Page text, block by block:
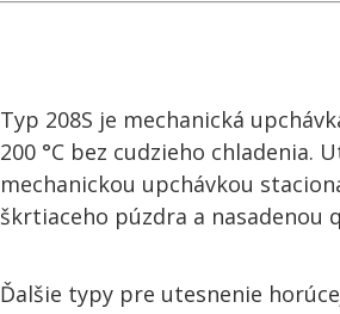
Typ 208S je mechanická
200 °C bez cudzieho chladenia.
mechanickou upchávkou
škrtiaceho púzdra a
Ďalšie typy pre utesnenie